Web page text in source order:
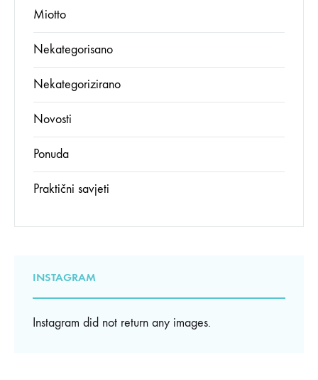
Miotto
Nekategorisano
Nekategorizirano
Novosti
Ponuda
Praktični savjeti
INSTAGRAM
Instagram did not return any images.